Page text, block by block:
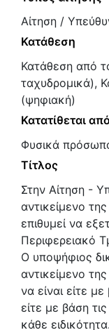
Αίτηση /
Κατάθεση
Κατάθεση από
ταχυδρομικά),
(ψηφιακή)
Κατατίθεται από
Φυσικά
Τίτλος
Στην Αίτηση -
αντικείμενο
επιθυμεί να
Περιφερειακό
Ο υποψήφιος
αντικείμενο
να είναι είτε
είτε με βάση
κάθε ειδικότητα.